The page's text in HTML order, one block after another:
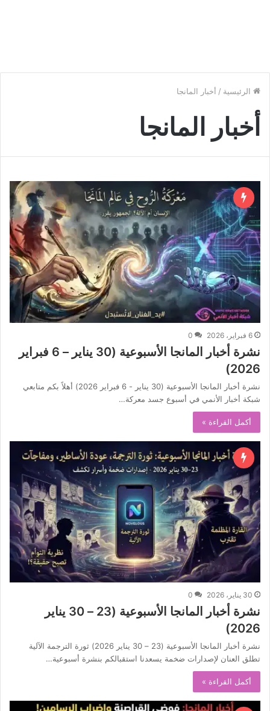
الرئيسية / أخبار المانجا
أخبار المانجا
6 فبراير، 2026 0
نشرة أخبار المانجا الأسبوعية (30 يناير – 6 فبراير
2026)
نشرة أخبار المانجا الأسبوعية (30 يناير - 6 فبراير 2026) أهلاً بكم متابعي
شبكة أخبار الأنمي في أسبوع جسد معركة…
أكمل القراءة »
30 يناير، 2026 0
نشرة أخبار المانجا الأسبوعية (23 – 30 يناير
2026)
نشرة أخبار المانجا الأسبوعية (23 – 30 يناير 2026) ثورة الترجمة الآلية
تطلق العنان لإصدارات ضخمة يسعدنا استقبالكم بنشرة أسبوعية…
أكمل القراءة »